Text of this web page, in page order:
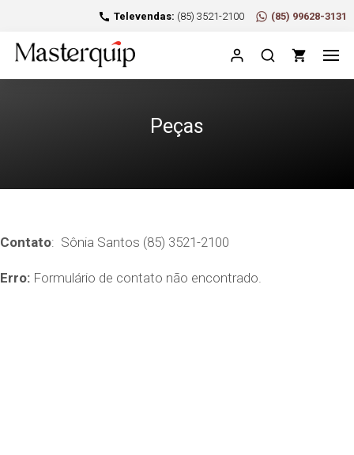
Televendas: (85) 3521-2100 (85) 99628-3131
Peças
Contato: Sônia Santos (85) 3521-2100
Erro: Formulário de contato não encontrado.